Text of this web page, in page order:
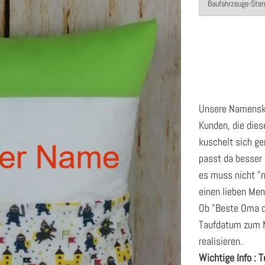
Unsere
Kunden, die
kuschelt sich
passt da
es muss nicht
einen lieben
Ob "Beste Oma
Taufdatum zum
realisieren.
Wichtige Info :